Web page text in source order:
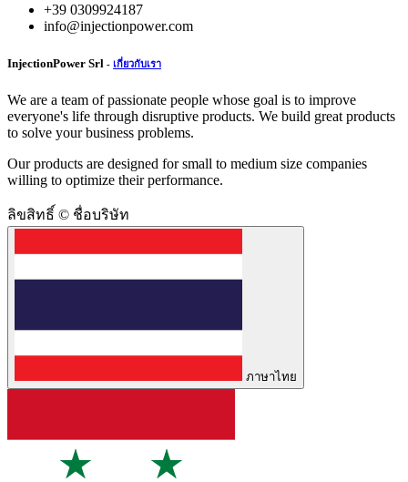
+39 0309924187
info@injectionpower.com
InjectionPower Srl - เกี่ยวกับเรา
We are a team of passionate people whose goal is to improve
everyone's life through disruptive products. We build great products
to solve your business problems.
Our products are designed for small to medium size companies
willing to optimize their performance.
ลิขสิทธิ์ © ชื่อบริษัท
ภาษาไทย